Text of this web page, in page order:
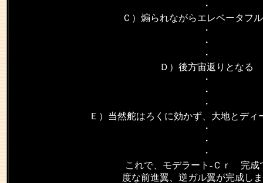
・
Ｃ）煽られながらエレベータフ
・
・
・
Ｄ）後方宙返りとなる
・
・
・
Ｅ）当然舵はろくに効かず、大地とディ
・
・
・
これで、モデラート-Ｃｒ 完成
度な前進翼、逆ガル翼が完成し